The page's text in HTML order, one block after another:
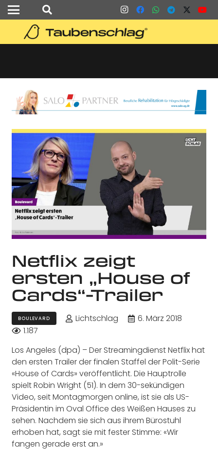
Netflix zeigt
ersten „House of
Cards“-Trailer
BOULEVARD Lichtschlag
6. März 2018
1.187
Los Angeles (dpa) – Der Streamingdienst Netflix hat
den ersten Trailer der finalen Staffel der Polit-Serie
«House of Cards» veröffentlicht. Die Hauptrolle
spielt Robin Wright (51). In dem 30-sekündigen
Video, seit Montagmorgen online, ist sie als US-
Präsidentin im Oval Office des Weißen Hauses zu
sehen. Nachdem sie sich aus ihrem Bürostuhl
erhoben hat, sagt sie mit fester Stimme: «Wir
fangen gerade erst an.»